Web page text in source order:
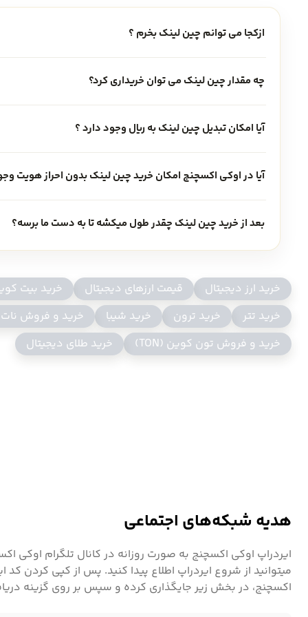
ارز چین لینک (LINK) چیست
خارجی، رویدادها و روش های پرداخت ارتباط متقابل را
هوشمند پیچیده را فراهم کند تا به شکل غالب توافق دیجیتال
دهندگان قرارداد هوشمند، محققان، حسابرسان امنیتی و
مشارکت غیرمتمرکز برای همه نود اپراتورها و کاربرانی که
خرید چین لینک (Link)
ازکجا می توانم چین لینک بخرم ؟
چه مقدار چین لینک می توان خریداری کرد؟
آیا امکان تبدیل چین لینک به ریال وجود دارد ؟
آیا در اوکی اکسچنج امکان خرید چین لینک بدون احراز هویت
بعد از خرید چین لینک چقدر طول میکشه تا به دست ما برسه؟
خرید ارز دیجیتال قیمت ارزهای دیجیتال خرید بیت
خرید تتر
خرید ترون خرید شیبا خرید و فروش
خرید و فروش تون کوین (TON)
خرید طلای دیجیتال
هدیه شبکه‌های اجتماعی
ایردراپ اوکی اکسچنج به صورت روزانه در کانال تلگرام
میتوانید از شروع ایردراپ اطلاع پیدا کنید. پس از کپی کردن کد
اکسچنج، در بخش زیر جایگذاری کرده و سپس بر روی گزینه